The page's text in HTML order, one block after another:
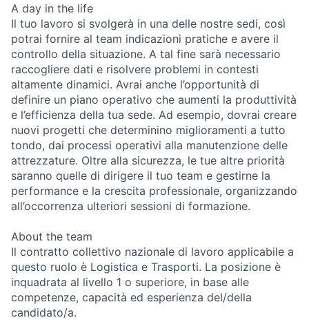
A day in the life
Il tuo lavoro si svolgerà in una delle nostre sedi, così
potrai fornire al team indicazioni pratiche e avere il
controllo della situazione. A tal fine sarà necessario
raccogliere dati e risolvere problemi in contesti
altamente dinamici. Avrai anche l’opportunità di
definire un piano operativo che aumenti la produttività
e l’efficienza della tua sede. Ad esempio, dovrai creare
nuovi progetti che determinino miglioramenti a tutto
tondo, dai processi operativi alla manutenzione delle
attrezzature. Oltre alla sicurezza, le tue altre priorità
saranno quelle di dirigere il tuo team e gestirne la
performance e la crescita professionale, organizzando
all’occorrenza ulteriori sessioni di formazione.
About the team
Il contratto collettivo nazionale di lavoro applicabile a
questo ruolo è Logistica e Trasporti. La posizione è
inquadrata al livello 1 o superiore, in base alle
competenze, capacità ed esperienza del/della
candidato/a.